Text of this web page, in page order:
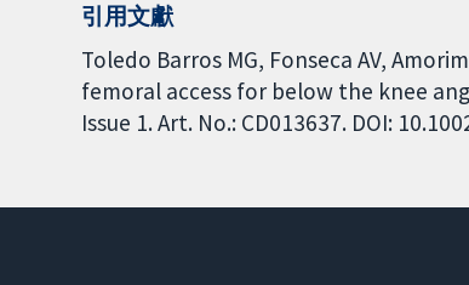
引用文獻
Toledo Barros MG, Fonseca AV,
femoral access for below the knee
Issue 1. Art. No.: CD013637. DOI: